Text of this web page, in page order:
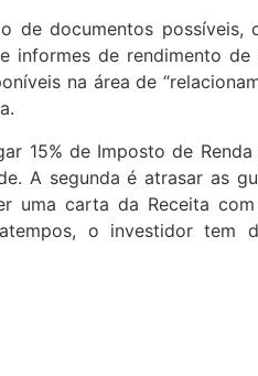
de documentos possíveis,
informes de rendimento de
na área de
15% de Imposto de
A segunda é atrasar as
uma carta da Receita com
o investidor tem